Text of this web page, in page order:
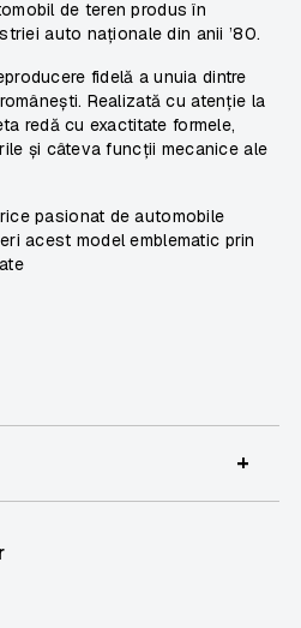
de teren produs în
auto naționale din anii ’80.
fidelă a unuia dintre
Realizată cu atenție la
redă cu exactitate formele,
și câteva funcții mecanice ale
pasionat de automobile
acest model emblematic prin
+